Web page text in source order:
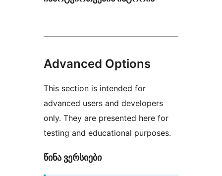
Advanced Options
This section is intended for
advanced users and developers
only. They are presented here for
testing and educational purposes.
წინა ვერსიები